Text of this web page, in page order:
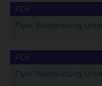
PDF
Flyer Wahlleistung
PDF
Flyer Wahlleistung